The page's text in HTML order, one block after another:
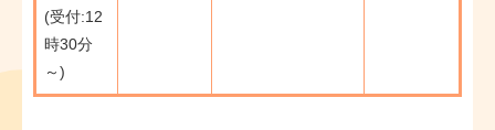
(受付:12
時30分
～)